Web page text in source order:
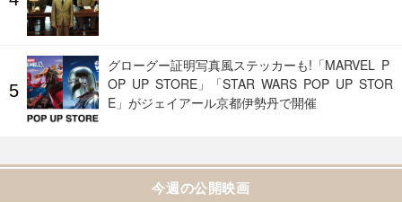
グローグー証明写真風ステッカーも!「MARVEL P
OP UP STORE」「STAR WARS POP UP STOR
E」がジェイアール京都伊勢丹で開催
今週の公開映画